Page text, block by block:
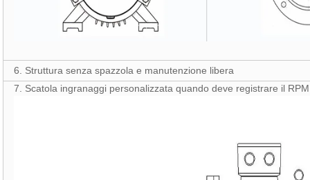
6. Struttura senza spazzola e manutenzione libera
7. Scatola ingranaggi personalizzata quando deve registrare il RPM